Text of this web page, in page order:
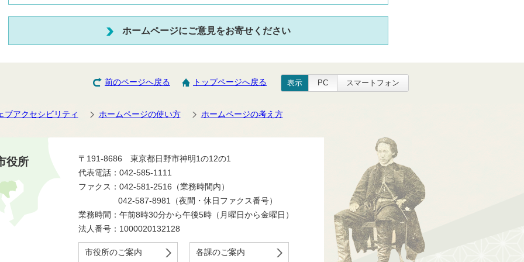
ホームページにご意見をお寄せください
前のページへ戻る トップページへ戻る 表示 PC スマートフォン
ブアクセシビリティ ホームページの使い方 ホームページの考え方
役所
〒191-8686 東京都日野市神明1の12の1
代表電話：042-585-1111
ファクス：042-581-2516（業務時間内）
042-587-8981（夜間・休日ファクス番号）
業務時間：午前8時30分から午後5時（月曜日から金曜日）
法人番号：1000020132128
市役所のご案内 各課のご案内